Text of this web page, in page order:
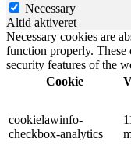
Necessary
Altid aktiveret
Necessary cookies are
function properly. These
security features of the
Cookie
cookielawinfo-
checkbox-analytics